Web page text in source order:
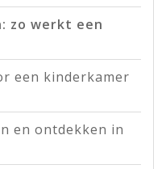
zo werkt een
een kinderkamer
en ontdekken in